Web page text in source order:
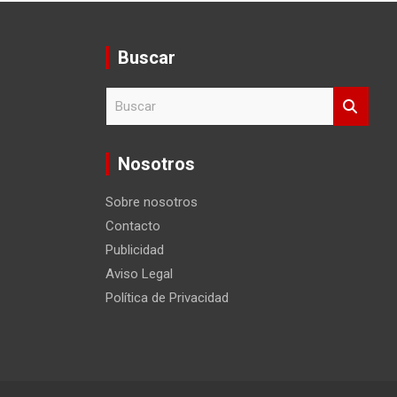
Buscar
c
Nosotros
Sobre nosotros
Contacto
Publicidad
Aviso Legal
Política de Privacidad